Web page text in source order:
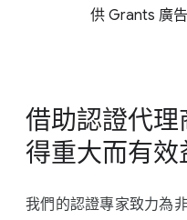
供 Grants 廣
借助認證代
得重大而有效
我們的認證專家致力為